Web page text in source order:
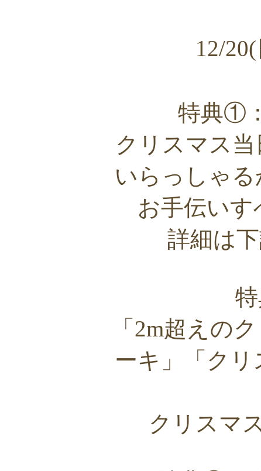
12/
特典①
クリスマス
いらっしゃ
お手伝い
詳細は
「2m超えの
ーキ」「ク
クリスマ